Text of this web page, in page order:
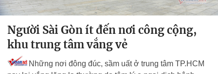
Người Sài Gòn ít đến nơi công cộng,
khu trung tâm vắng vẻ
Những nơi đông đúc, sầm uất ở trung tâm TP.HCM